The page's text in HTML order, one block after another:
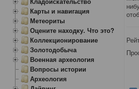
Карты и навигация
Метеориты
Оцените находку. Что это?
Коллекционирование
Золотодобыча
Военная археология
Вопросы истории
Археология